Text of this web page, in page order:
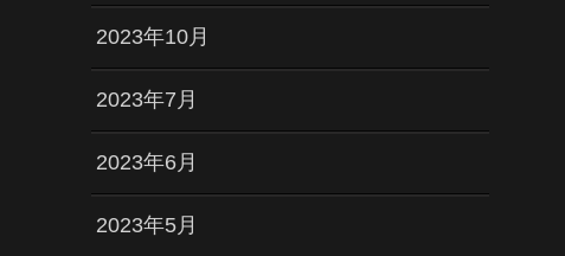
2023年10月
2023年7月
2023年6月
2023年5月